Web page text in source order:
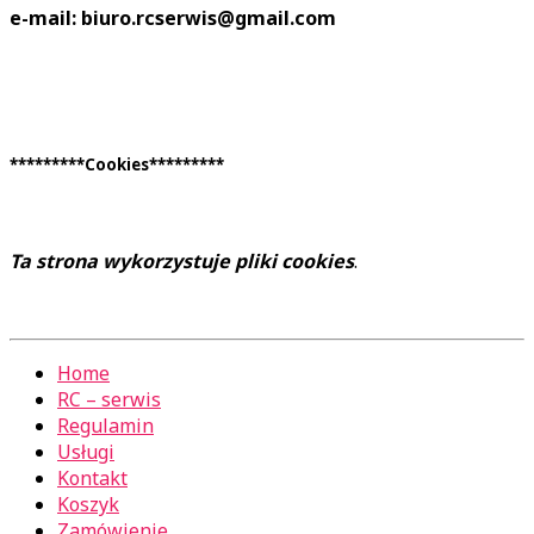
e-mail: biuro.rcserwis@gmail.com
*********Cookies*********
Ta strona wykorzystuje pliki cookies.
Home
RC – serwis
Regulamin
Usługi
Kontakt
Koszyk